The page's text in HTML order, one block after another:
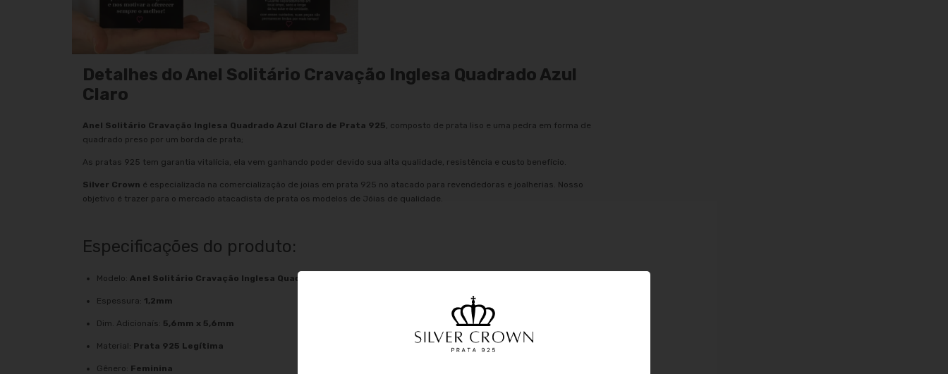
Detalhes do Anel Solitário Cravação Inglesa Quadrado Azul
Claro
Anel Solitário Cravação Inglesa Quadrado Azul Claro de Prata 925, composto de prata liso e uma pedra em forma de
quadrado preso por um borda de prata;
As pratas 925 tem garantia vitalícia, ela vem ganhando poder devido sua alta qualidade, resistência e custo benefício.
Silver Crown é especializada na comercialização de joias em prata 925 no atacado para revendedoras e joalherias. Nosso
objetivo é trazer para o mercado atacadista de prata os modelos de Jóias de qualidade.
Especificações do produto:
Modelo: Anel Solitário Cravação Inglesa Quadrado Azul Claro
Espessura: 1,2mm
Dim. Adicionaís: 5,6mm x 5,6mm
Material: Prata 925 Legítima
Gênero: Feminina